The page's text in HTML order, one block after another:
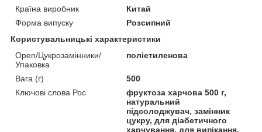
Країна виробник
Китай
Форма випуску
Розсипний
Користувальницькі характеристики
Open/Цукрозамінники/
Упаковка
поліетиленова
Вага (г)
500
Ключові слова Рос
фруктоза харчова 500 г,
натуральний
підсолоджувач, замінник
цукру, для діабетичного
харчування, для випікання,